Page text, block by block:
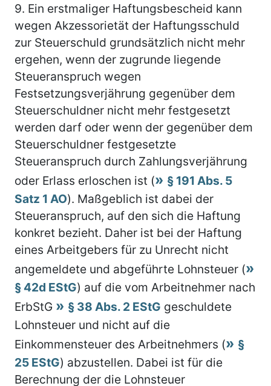
9. Ein erstmaliger Haftungsbescheid kann
wegen Akzessorietät der Haftungsschuld
zur Steuerschuld grundsätzlich nicht mehr
ergehen, wenn der zugrunde liegende
Steueranspruch wegen
Festsetzungsverjährung gegenüber dem
Steuerschuldner nicht mehr festgesetzt
werden darf oder wenn der gegenüber dem
Steuerschuldner festgesetzte
Steueranspruch durch Zahlungsverjährung
oder Erlass erloschen ist (
§ 191 Abs. 5
Satz 1 AO). Maßgeblich ist dabei der
Steueranspruch, auf den sich die Haftung
konkret bezieht. Daher ist bei der Haftung
eines Arbeitgebers für zu Unrecht nicht
angemeldete und abgeführte Lohnsteuer (
§ 42d EStG) auf die vom Arbeitnehmer nach
ErbStG
§ 38 Abs. 2 EStG geschuldete
Lohnsteuer und nicht auf die
Einkommensteuer des Arbeitnehmers (
§
25 EStG) abzustellen. Dabei ist für die
Berechnung der die Lohnsteuer